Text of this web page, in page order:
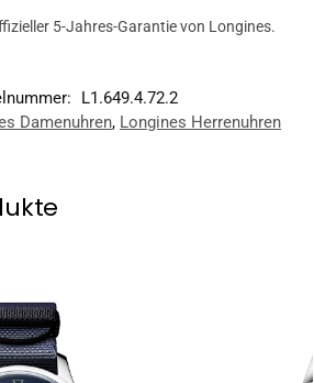
5-Jahres-Garantie von Longines.
L1.649.4.72.2
Damenuhren, Longines Herrenuhren